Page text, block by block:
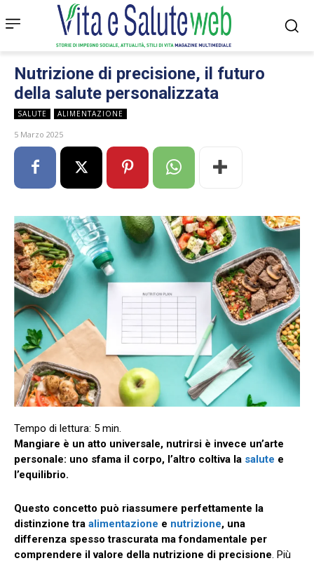
Nutrizione di precisione, il futuro
della salute personalizzata
SALUTE ALIMENTAZIONE
5 Marzo 2025
Mangiare è un atto universale, nutrirsi è invece un’arte
personale: uno sfama il corpo, l’altro coltiva la salute e
l’equilibrio.
Questo concetto può riassumere perfettamente la
distinzione tra alimentazione e nutrizione, una
differenza spesso trascurata ma fondamentale per
comprendere il valore della nutrizione di precisione. Più